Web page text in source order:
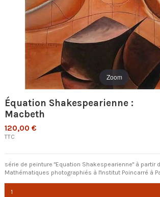
Zoom
Équation Shakespearienne :
Macbeth
120,00 €
TTC
série de peinture "Equation Shakespearienne" à partir
Mathématiques photographiés à l'Institut Poincarré à